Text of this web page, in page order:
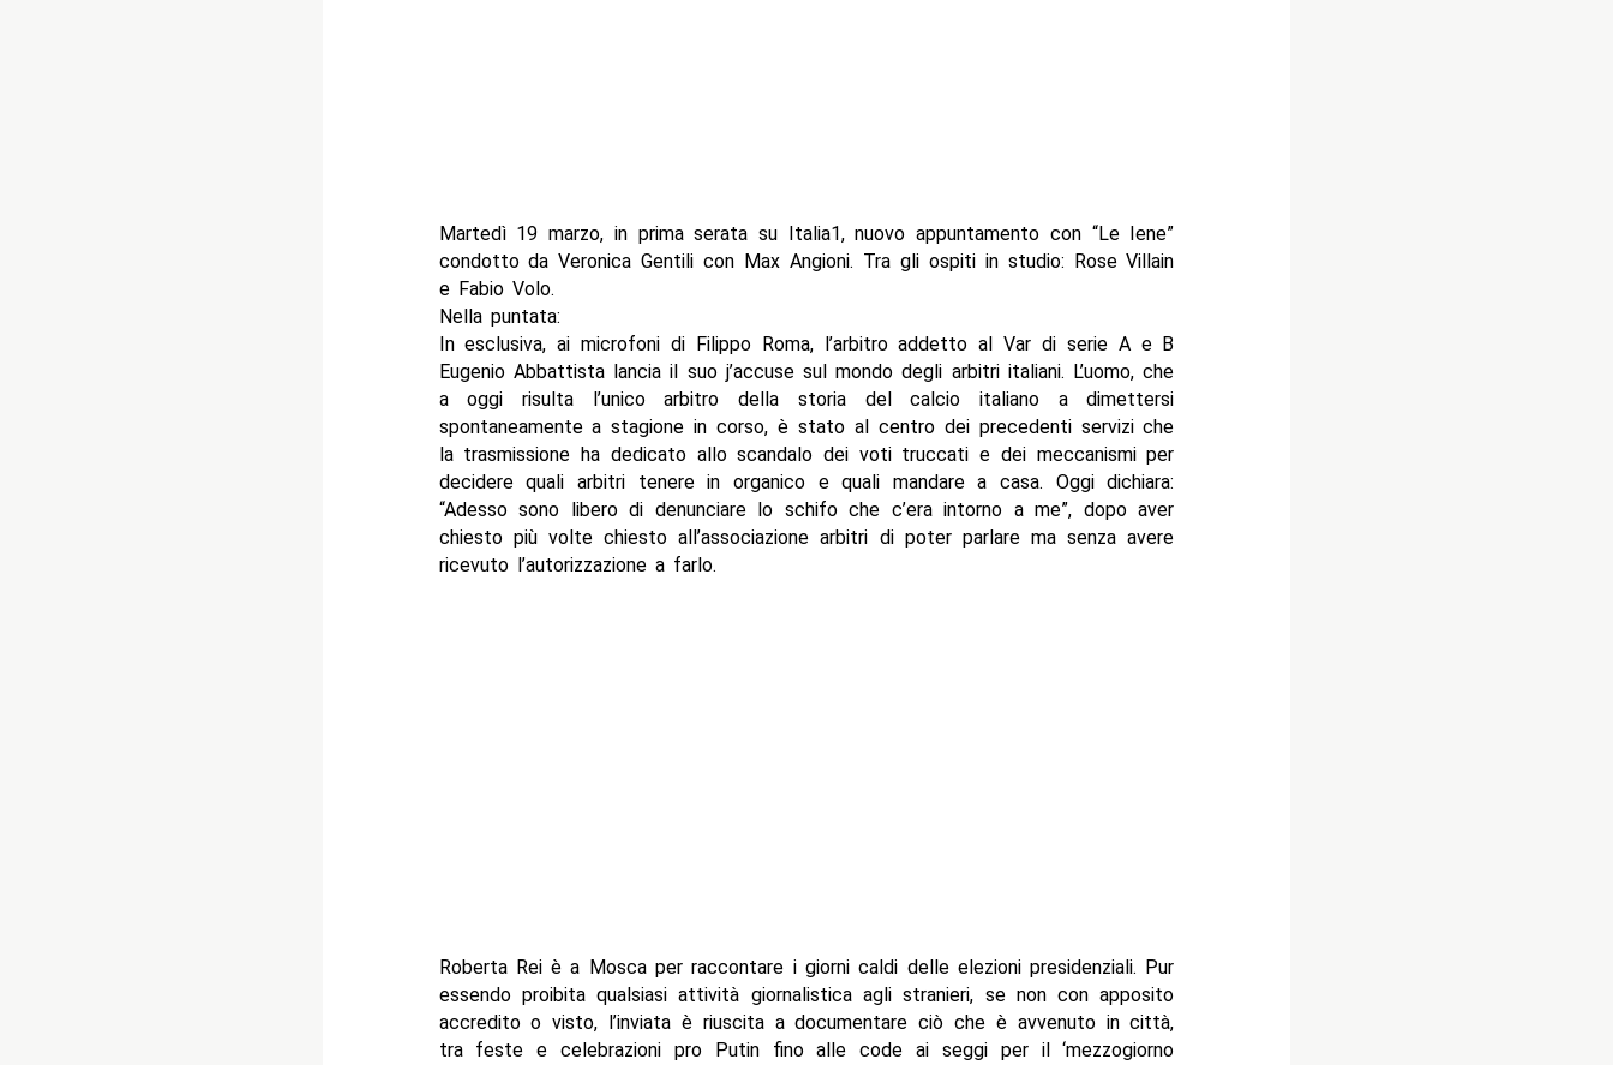
Martedì 19 marzo, in prima serata su Italia1, nuovo appuntamento con “Le Iene”
condotto da Veronica Gentili con Max Angioni. Tra gli ospiti in studio: Rose Villain
e Fabio Volo.
Nella puntata:
In esclusiva, ai microfoni di Filippo Roma, l’arbitro addetto al Var di serie A e B
Eugenio Abbattista lancia il suo j’accuse sul mondo degli arbitri italiani. L’uomo, che
a oggi risulta l’unico arbitro della storia del calcio italiano a dimettersi
spontaneamente a stagione in corso, è stato al centro dei precedenti servizi che
la trasmissione ha dedicato allo scandalo dei voti truccati e dei meccanismi per
decidere quali arbitri tenere in organico e quali mandare a casa. Oggi dichiara:
“Adesso sono libero di denunciare lo schifo che c’era intorno a me”, dopo aver
chiesto più volte chiesto all’associazione arbitri di poter parlare ma senza avere
ricevuto l’autorizzazione a farlo.
Roberta Rei è a Mosca per raccontare i giorni caldi delle elezioni presidenziali. Pur
essendo proibita qualsiasi attività giornalistica agli stranieri, se non con apposito
accredito o visto, l’inviata è riuscita a documentare ciò che è avvenuto in città,
tra feste e celebrazioni pro Putin fino alle code ai seggi per il ‘mezzogiorno